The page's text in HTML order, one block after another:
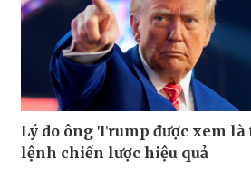
Lý do ông Trump được xem là
lệnh chiến lược hiệu quả